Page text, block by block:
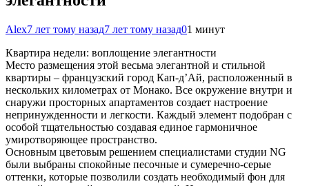
Alex7 лет тому назад7 лет тому назад01 минут
Квартира недели: воплощение элегантности
Место размещения этой весьма элегантной и стильной
квартиры – французский город Кап-д’Ай, расположенный в
нескольких километрах от Монако. Все окружение внутри и
снаружи просторных апартаментов создает настроение
непринужденности и легкости. Каждый элемент подобран с
особой тщательностью создавая единое гармоничное
умиротворяющее пространство.
Основным цветовым решением специалистами студии NG
были выбраны спокойные песочные и сумеречно-серые
оттенки, которые позволили создать необходимый фон для